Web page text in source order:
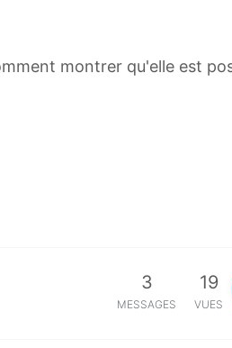
montrer qu'elle est
3
MESSAGES
19
VUES